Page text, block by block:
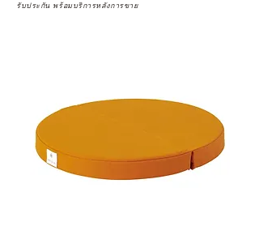
รับประกัน พร้อมบริการหลังการขาย